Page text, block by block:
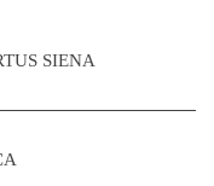
SIENA